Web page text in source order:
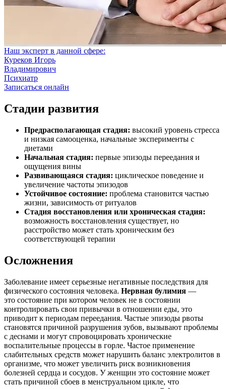
Наш эксперт в данной сфере:
Куреков Игорь
Владимирович
Психиатр
Записаться онлайн
Стадии развития
Предрасполагающая стадия: высокий уровень стресса
и низкая самооценка, начальные эксперименты с
диетами
Начальная стадия: первые эпизоды переедания и
ощущения вины
Развивающаяся стадия: циклическое поведение и
увеличение частоты эпизодов
Устойчивое состояние: проблема становится частью
жизни, зависимость от ритуалов
Стадия восстановления или хроническая стадия:
возможность восстановления существует, но
расстройство может стать хроническим без
соответствующей терапии
Осложнения
Заболевание имеет серьезные негативные последствия для
физического состояния человека. Нервная булимия —
это состояние при котором человек не в состоянии
контролировать свои привычки в отношении еды, это
приводит к периодам переедания. Частые эпизоды рвоты
становятся причиной разрушения зубов, вызывают проблемы
с деснами и могут спровоцировать хронические
воспалительные процессы в горле. Частое применение
слабительных средств может нарушить баланс электролитов в
организме, что может увеличить риск возникновения
болезней сердца и сосудов. У женщин это состояние может
стать причиной сбоев в менструальном цикле, что